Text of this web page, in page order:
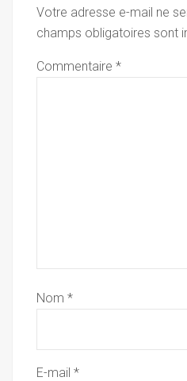
Votre adresse e-mail ne
champs obligatoires sont
Commentaire *
Nom *
E-mail *